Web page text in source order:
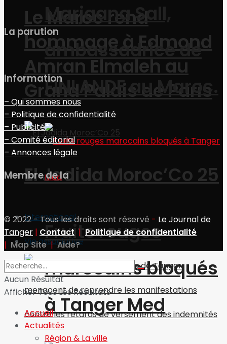
Le Maroc rend
hommage à Edmond
Amran Elmaleh au
Grand Palais de Paris
El Jadida Moroc’Co 25
International
Vie associative
Marjaana Sall,
ambassadrice de
FINLANDE au Maroc.
Fruits rouges
marocains bloqués
à Tanger Med
La parution
Information
– Qui sommes nous
– Politique de confidentialité
– Publicité
– Comité éditorial
– Annonces légale
Membre de la
© 2022 - Tous les droits sont réservé - Le Journal de
Tanger | Contact | Politique de confidentialité
| Map Site|Aide?
Aucun Résultat
Afficher Tous Les Résultats
Accueil
Actualités
Région & La ville